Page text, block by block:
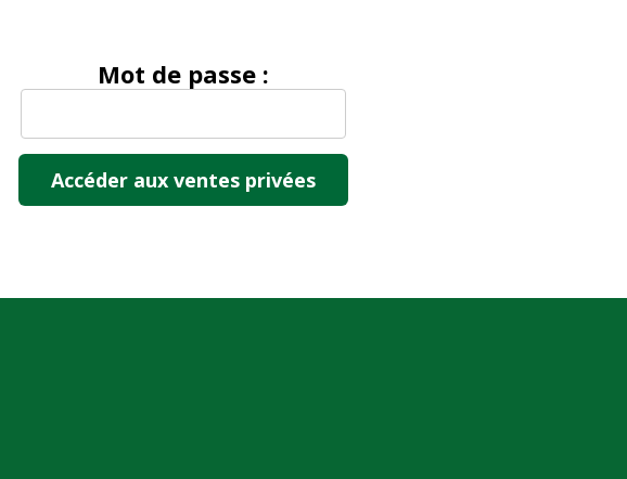
Mot de passe :